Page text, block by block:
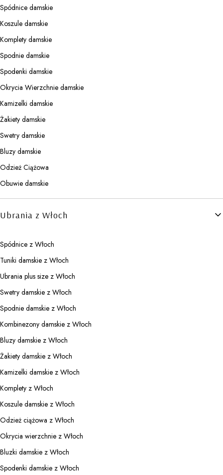
Spódnice damskie
Koszule damskie
Komplety damskie
Spodnie damskie
Spodenki damskie
Okrycia Wierzchnie damskie
Kamizelki damskie
Żakiety damskie
Swetry damskie
Bluzy damskie
Odzież Ciążowa
Obuwie damskie
Ubrania z Włoch
Spódnice z Włoch
Tuniki damskie z Włoch
Ubrania plus size z Włoch
Swetry damskie z Włoch
Spodnie damskie z Włoch
Kombinezony damskie z Włoch
Bluzy damskie z Włoch
Żakiety damskie z Włoch
Kamizelki damskie z Włoch
Komplety z Włoch
Koszule damskie z Włoch
Odzież ciążowa z Włoch
Okrycia wierzchnie z Włoch
Bluzki damskie z Włoch
Spodenki damskie z Włoch